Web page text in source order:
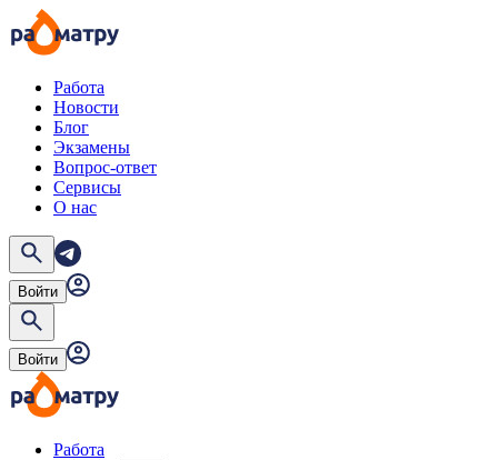
Работа
Новости
Блог
Экзамены
Вопрос-ответ
Сервисы
О нас
Войти
Войти
Работа